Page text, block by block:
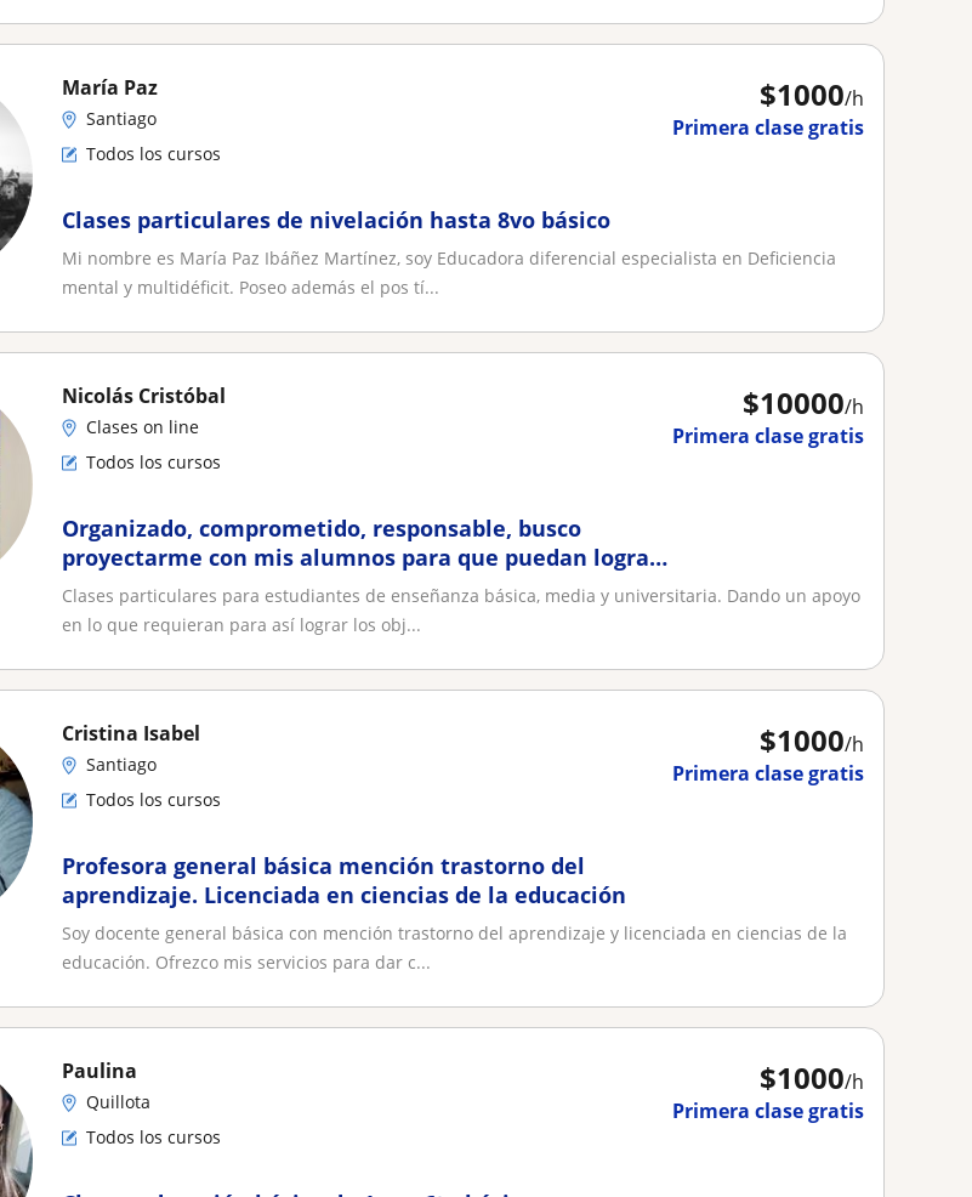
$1000/h
Primera clase gratis
María Paz
Santiago
Todos los cursos
Clases particulares de nivelación hasta 8vo básico
Mi nombre es María Paz Ibáñez Martínez, soy Educadora diferencial especialista en Deficiencia
mental y multidéficit. Poseo además el pos tí...
$10000/h
Primera clase gratis
Nicolás Cristóbal
Clases on line
Todos los cursos
Organizado, comprometido, responsable, busco
proyectarme con mis alumnos para que puedan lograr
sus objetivos tanto en lo académico como en lo
personal
Clases particulares para estudiantes de enseñanza básica, media y universitaria. Dando un apoyo
en lo que requieran para así lograr los obj...
$1000/h
Primera clase gratis
Cristina Isabel
Santiago
Todos los cursos
Profesora general básica mención trastorno del
aprendizaje. Licenciada en ciencias de la educación
Soy docente general básica con mención trastorno del aprendizaje y licenciada en ciencias de la
educación. Ofrezco mis servicios para dar c...
$1000/h
Primera clase gratis
Paulina
Quillota
Todos los cursos